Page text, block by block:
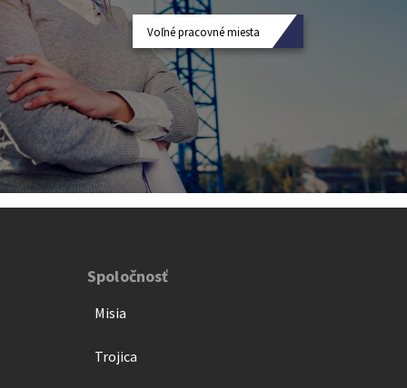
Voľné pracovné miesta
Spoločnosť
Misia
Trojica